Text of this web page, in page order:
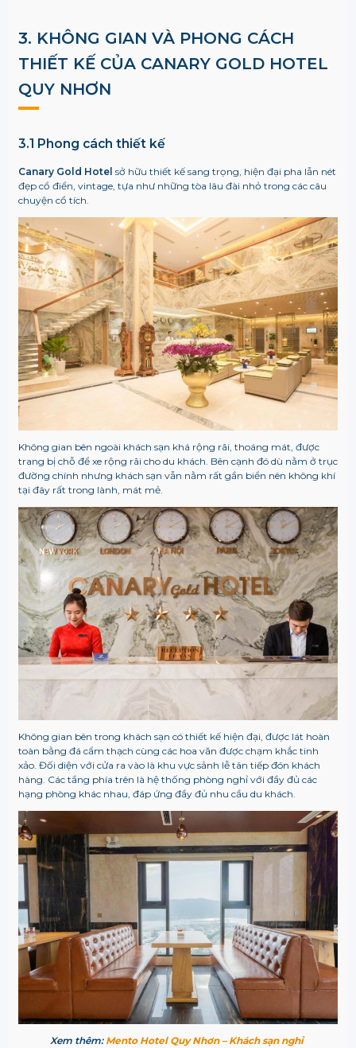
3. KHÔNG GIAN VÀ PHONG CÁCH
THIẾT KẾ CỦA CANARY GOLD HOTEL
QUY NHƠN
3.1 Phong cách thiết kế
Canary Gold Hotel sở hữu thiết kế sang trọng, hiện đại pha lẫn nét
đẹp cổ điển, vintage, tựa như những tòa lâu đài nhỏ trong các câu
chuyện cổ tích.
Không gian bên ngoài khách sạn khá rộng rãi, thoáng mát, được
trang bị chỗ để xe rộng rãi cho du khách. Bên cạnh đó dù nằm ở trục
đường chính nhưng khách sạn vẫn nằm rất gần biển nên không khí
tại đây rất trong lành, mát mẻ.
Không gian bên trong khách sạn có thiết kế hiện đại, được lát hoàn
toàn bằng đá cẩm thạch cùng các hoa văn được chạm khắc tinh
xảo. Đối diện với cửa ra vào là khu vực sảnh lễ tân tiếp đón khách
hàng. Các tầng phía trên là hệ thống phòng nghỉ với đầy đủ các
hạng phòng khác nhau, đáp ứng đầy đủ nhu cầu du khách.
Xem thêm: Mento Hotel Quy Nhơn – Khách sạn nghỉ